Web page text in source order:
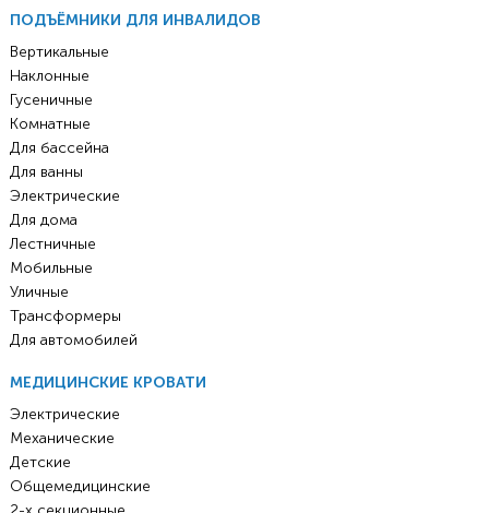
ПОДЪЁМНИКИ ДЛЯ ИНВАЛИДОВ
Вертикальные
Наклонные
Гусеничные
Комнатные
Для бассейна
Для ванны
Электрические
Для дома
Лестничные
Мобильные
Уличные
Трансформеры
Для автомобилей
МЕДИЦИНСКИЕ КРОВАТИ
Электрические
Механические
Детские
Общемедицинские